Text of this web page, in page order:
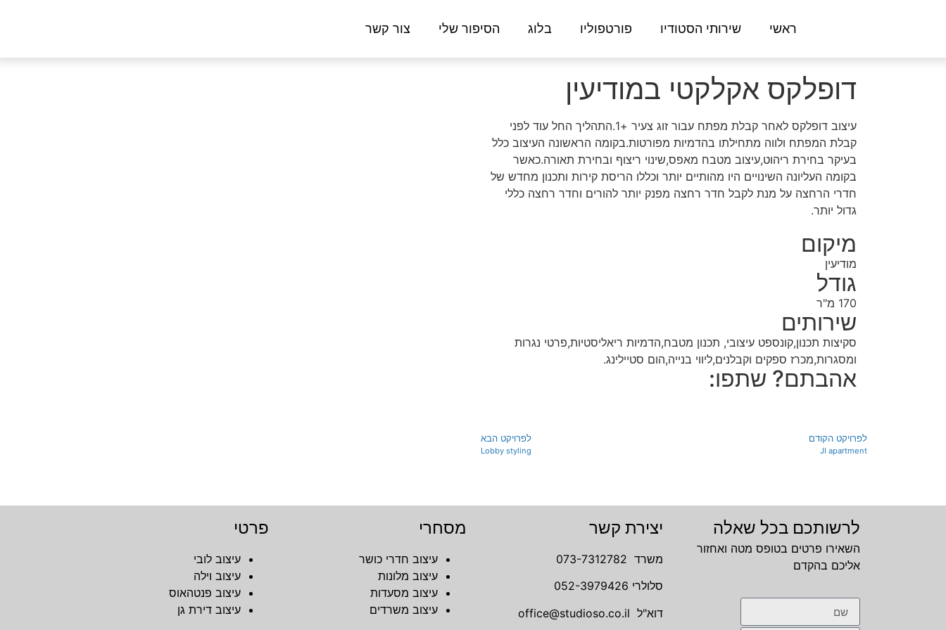
ראשי שירותי הסטודיו פורטפוליו בלוג הסיפור שלי צור קשר
דופלקס אקלקטי במודיעין
עיצוב דופלקס לאחר קבלת מפתח עבור זוג צעיר +1.התהליך החל עוד לפני
קבלת המפתח ולווה מתחילתו בהדמיות מפורטות.בקומה הראשונה העיצוב כלל
בעיקר בחירת ריהוט,עיצוב מטבח מאפס,שינוי ריצוף ובחירת תאורה.כאשר
בקומה העליונה השינויים היו מהותיים יותר וכללו הריסת קירות ותכנון מחדש של
חדרי הרחצה על מנת לקבל חדר רחצה מפנק יותר להורים וחדר רחצה כללי
גדול יותר.
מיקום
מודיעין
גודל
170 מ"ר
שירותים
סקיצות תכנון,קונספט עיצובי, תכנון מטבח,הדמיות ריאליסטיות,פרטי נגרות
ומסגרות,מכרז ספקים וקבלנים,ליווי בנייה,הום סטיילינג.
אהבתם? שתפו:
לפרויקט הקודם
JI apartment
לפרויקט הבא
Lobby styling
לרשותכם בכל שאלה
השאירו פרטים בטופס מטה ואחזור
אליכם בהקדם
יצירת קשר
משרד 073-7312782
סלולרי 052-3979426
דוא"ל office@studioso.co.il
מסחרי
עיצוב חדרי כושר
עיצוב מלונות
עיצוב מסעדות
עיצוב משרדים
פרטי
עיצוב לובי
עיצוב וילה
עיצוב פנטהאוס
עיצוב דירת גן